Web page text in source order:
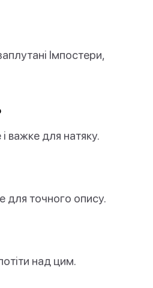
Імпостери,
важке для натяку.
для точного опису.
над цим.